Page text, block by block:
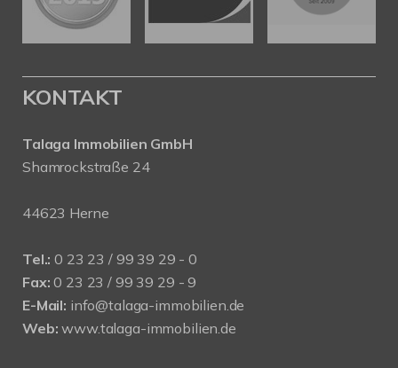
KONTAKT
Talaga Immobilien GmbH
Shamrockstraße 24
44623 Herne
Tel.: 0 23 23 / 99 39 29 - 0
Fax: 0 23 23 / 99 39 29 - 9
E-Mail: info@talaga-immobilien.de
Web: www.talaga-immobilien.de